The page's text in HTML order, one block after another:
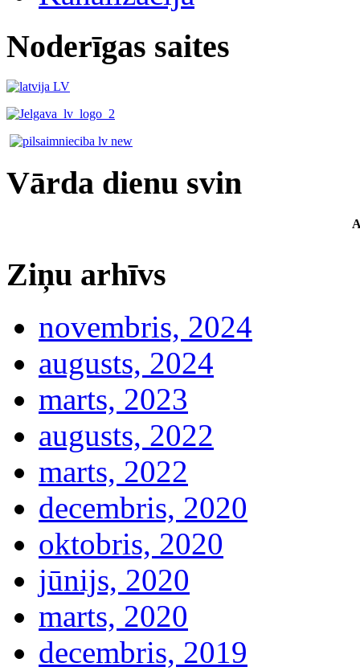
Noderīgas saites
Vārda dienu svin
Ziņu arhīvs
novembris, 2024
augusts, 2024
marts, 2023
augusts, 2022
marts, 2022
decembris, 2020
oktobris, 2020
jūnijs, 2020
marts, 2020
decembris, 2019